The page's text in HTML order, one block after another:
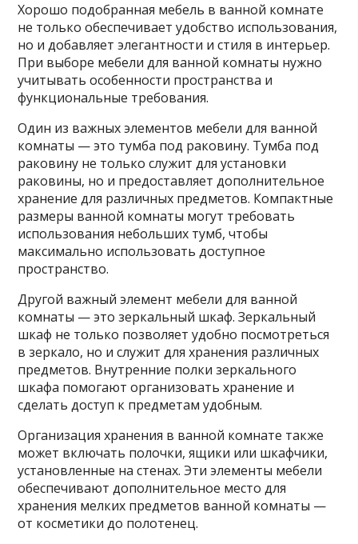
Хорошо подобранная мебель в ванной комнате
не только обеспечивает удобство использования,
но и добавляет элегантности и стиля в интерьер.
При выборе мебели для ванной комнаты нужно
учитывать особенности пространства и
функциональные требования.
Один из важных элементов мебели для ванной
комнаты — это тумба под раковину. Тумба под
раковину не только служит для установки
раковины, но и предоставляет дополнительное
хранение для различных предметов. Компактные
размеры ванной комнаты могут требовать
использования небольших тумб, чтобы
максимально использовать доступное
пространство.
Другой важный элемент мебели для ванной
комнаты — это зеркальный шкаф. Зеркальный
шкаф не только позволяет удобно посмотреться
в зеркало, но и служит для хранения различных
предметов. Внутренние полки зеркального
шкафа помогают организовать хранение и
сделать доступ к предметам удобным.
Организация хранения в ванной комнате также
может включать полочки, ящики или шкафчики,
установленные на стенах. Эти элементы мебели
обеспечивают дополнительное место для
хранения мелких предметов ванной комнаты —
от косметики до полотенец.